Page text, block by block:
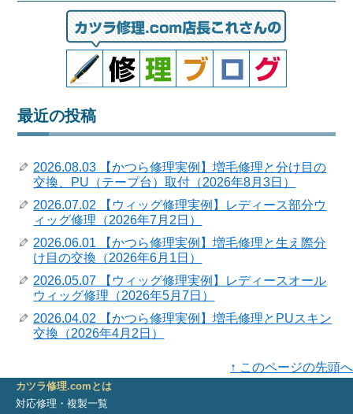
最近の投稿
2026.08.03 【かつら修理実例】増毛修理と分け目の
交換、PU（テープ台）取付（2026年8月3日）
2026.07.02 【ウィッグ修理実例】レディース部分ウ
ィッグ修理（2026年7月2日）
2026.06.01 【かつら修理実例】増毛修理と生え際分
け目の交換（2026年6月1日）
2026.05.07 【ウィッグ修理実例】レディースオール
ウィッグ修理（2026年5月7日）
2026.04.02 【かつら修理実例】増毛修理とPUスキン
交換（2026年4月2日）
↑ このページの先頭へ
カツラ修理.comとは
対応修理・複製一覧